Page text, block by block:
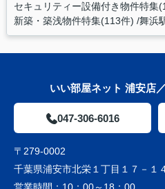
セキュリティー設備付き物件特集
新築・築浅物件特集(113件) 舞浜
いい部屋ネット 浦安店
047-306-6016
〒279-0002
千葉県浦安市北栄１丁目１７－１